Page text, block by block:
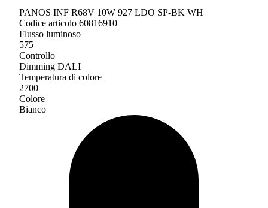
PANOS INF R68V 10W 927 LDO SP-BK WH
Codice articolo 60816910
Flusso luminoso
575
Controllo
Dimming DALI
Temperatura di colore
2700
Colore
Bianco